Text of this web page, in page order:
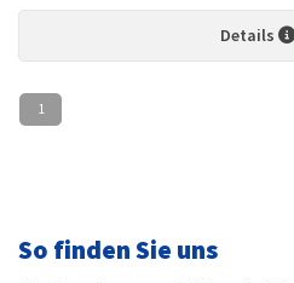
Details
1
So finden Sie uns